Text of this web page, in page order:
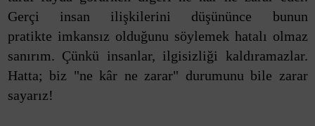
Gerçi insan ilişkilerini düşününce bunun
pratikte imkansız olduğunu söylemek hatalı olmaz
sanırım. Çünkü insanlar, ilgisizliği kaldıramazlar.
Hatta; biz "ne kâr ne zarar" durumunu bile zarar
sayarız!